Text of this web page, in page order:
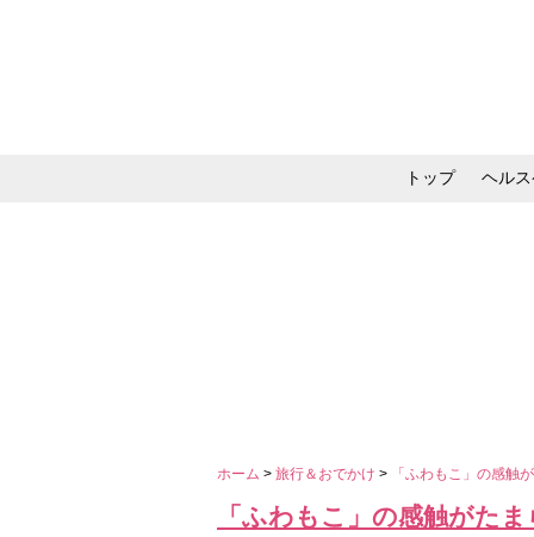
トップ ヘル
ホーム > 旅行＆おでかけ > 「ふわもこ」の感触
「ふわもこ」の感触がた